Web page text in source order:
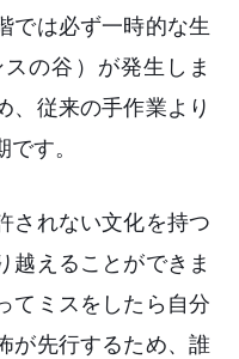
では必ず一時的な生
の谷）が発生しま
、従来の手作業より
す。
されない文化を持つ
越えることができま
てミスをしたら自分
が先行するため、誰